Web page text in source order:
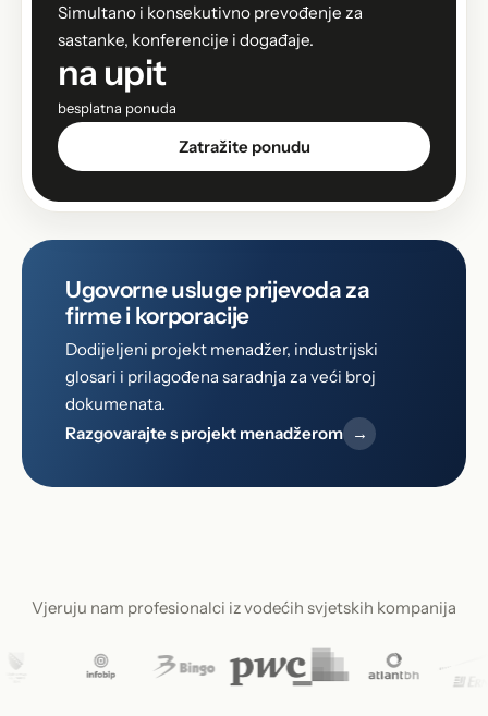
Simultano i konsekutivno prevođenje za
sastanke, konferencije i događaje.
na upit
besplatna ponuda
Zatražite ponudu
Ugovorne usluge prijevoda za
firme i korporacije
Dodijeljeni projekt menadžer, industrijski
glosari i prilagođena saradnja za veći broj
dokumenata.
Razgovarajte s projekt menadžerom →
Vjeruju nam profesionalci iz vodećih svjetskih kompanija